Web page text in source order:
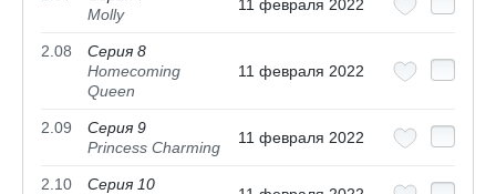
Molly
11 февраля 2022
2.08
Серия 8
Homecoming
Queen
11 февраля 2022
2.09
Серия 9
Princess Charming
11 февраля 2022
2.10
Серия 10